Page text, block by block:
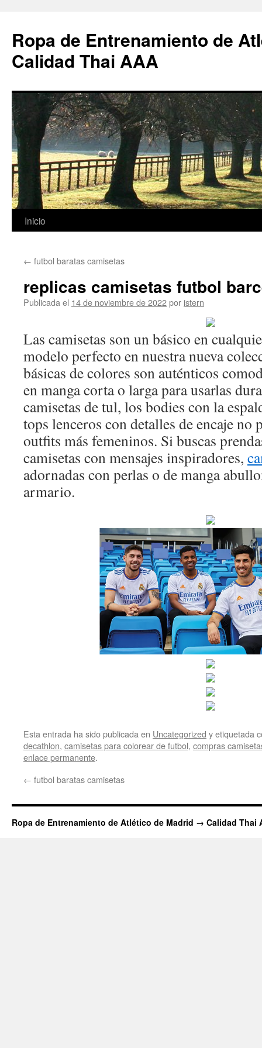
Ropa de Entrenamiento de
Calidad Thai AAA
Saltar
contenido
Inicio
← futbol baratas camisetas
replicas camisetas futbol
Publicada el 14 de noviembre de 2022por istern
Las camisetas son un básico en
modelo perfecto en nuestra nueva
básicas de colores son auténticos
en manga corta o larga para usarlas
camisetas de tul, los bodies con la
tops lenceros con detalles de encaje no
outfits más femeninos. Si buscas
camisetas con mensajes inspiradores,
adornadas con perlas o de manga
armario.
Esta entrada ha sido publicada en Uncategorized y etiquetada
decathlon, camisetas para colorear de futbol, compras
enlace permanente.
← futbol baratas camisetas
Ropa de Entrenamiento de Atlético de Madrid → Calidad Thai